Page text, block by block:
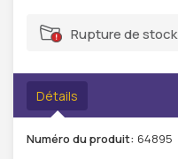
Rupture de stock
Détails
Numéro du produit: 64895